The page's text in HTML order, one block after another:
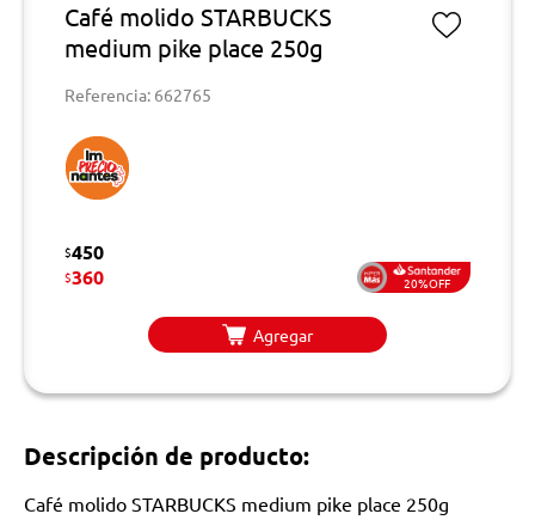
Café molido STARBUCKS
medium pike place 250g
Referencia: 662765
$450
$360 20%OFF
Agregar
Descripción de producto:
Café molido STARBUCKS medium pike place 250g